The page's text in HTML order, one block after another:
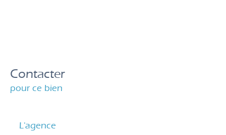
Contacter
pour ce bien
L'agence